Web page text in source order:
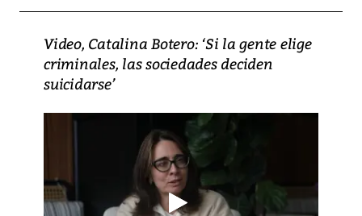
Video, Catalina Botero: ‘Si la gente elige
criminales, las sociedades deciden
suicidarse’